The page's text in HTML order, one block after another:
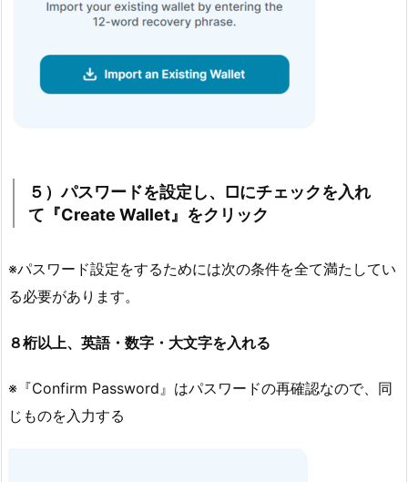
５）パスワードを設定し、□にチェックを入れ
て『Create Wallet』をクリック
※パスワード設定をするためには次の条件を全て満たしてい
る必要があります。
８桁以上、英語・数字・大文字を入れる
※『Confirm Password』はパスワードの再確認なので、同
じものを入力する